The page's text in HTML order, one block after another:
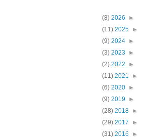
►
2026
(8)
►
2025
(11)
►
2024
(9)
►
2023
(3)
►
2022
(2)
►
2021
(11)
►
2020
(6)
►
2019
(9)
►
2018
(28)
►
2017
(29)
►
2016
(31)